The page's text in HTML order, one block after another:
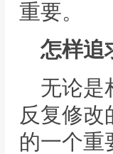
重要。
怎样追
无论是
反复修改
的一个重